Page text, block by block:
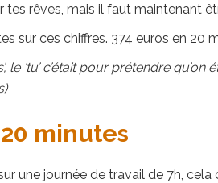
tes rêves, mais il faut maintenant
sur ces chiffres. 374 euros en 20
le ‘tu’ c’était pour prétendre
minutes
une journée de travail de 7h,